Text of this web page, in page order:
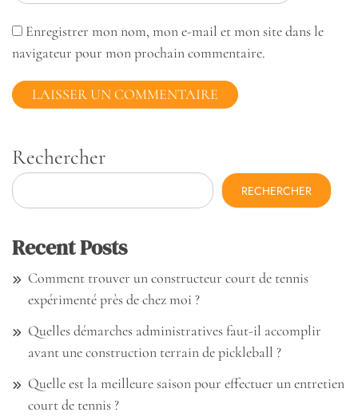
Enregistrer mon nom, mon e-mail et mon site dans le
navigateur pour mon prochain commentaire.
Rechercher
RECHERCHER
Recent Posts
Comment trouver un constructeur court de tennis
expérimenté près de chez moi ?
Quelles démarches administratives faut-il accomplir
avant une construction terrain de pickleball ?
Quelle est la meilleure saison pour effectuer un entretien
court de tennis ?